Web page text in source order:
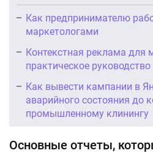
Как предпринимателю
маркетологами
Контекстная реклама для
практическое руководство
Как вывести кампании в
аварийного состояния до
промышленному клинингу
Основные отчеты,